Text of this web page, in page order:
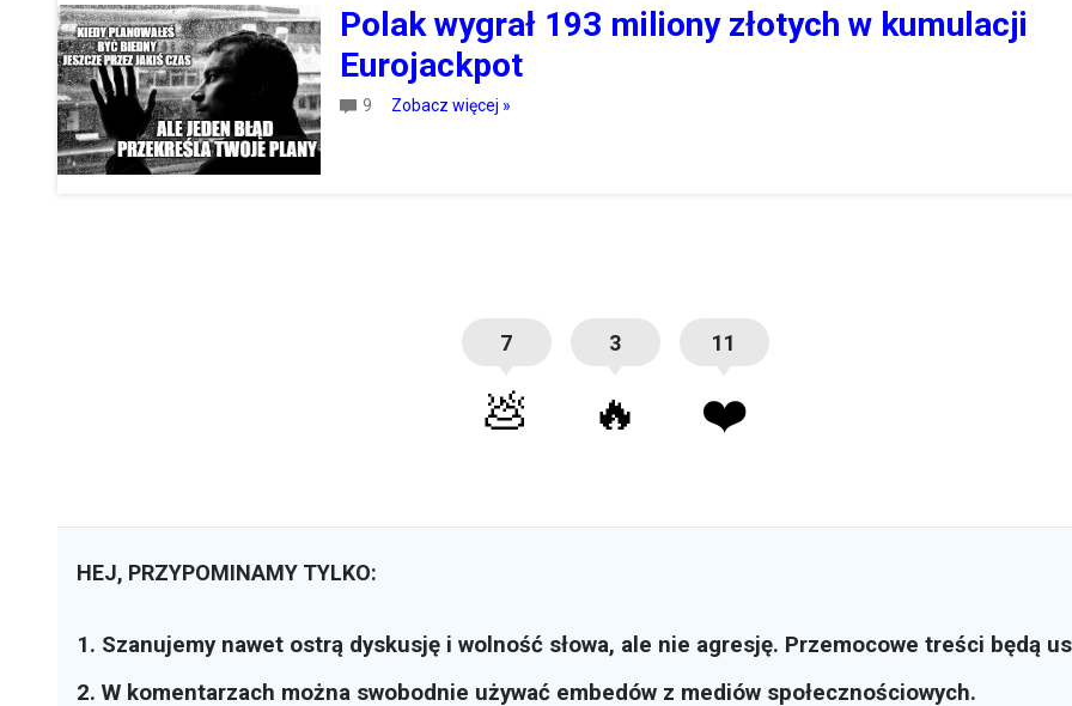
Polak wygrał 193 miliony złotych w kumulacji
Eurojackpot
9 Zobacz więcej »
7
💩
3
🔥
11
❤️
HEJ, PRZYPOMINAMY TYLKO:
1. Szanujemy nawet ostrą dyskusję i wolność słowa, ale nie agresję. Przemocowe treści będą
2. W komentarzach można swobodnie używać embedów z mediów społecznościowych.